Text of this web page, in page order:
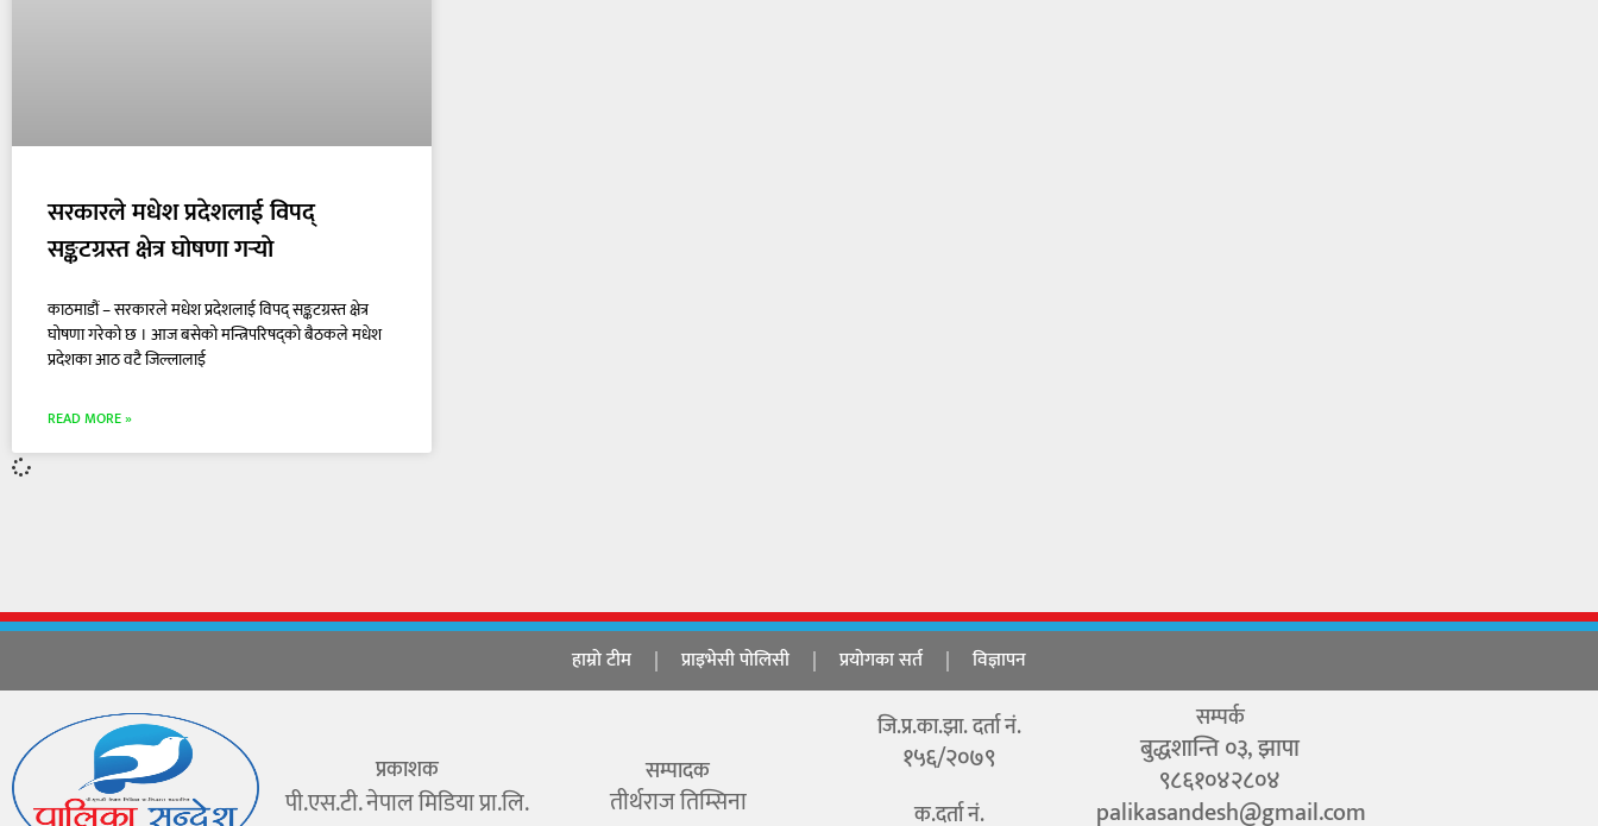
सरकारले मधेश प्रदेशलाई विपद्
सङ्कटग्रस्त क्षेत्र घोषणा गर्‍याे
काठमाडौं – सरकारले मधेश प्रदेशलाई विपद् सङ्कटग्रस्त क्षेत्र
घोषणा गरेको छ । आज बसेको मन्त्रिपरिषद्काे बैठकले मधेश
प्रदेशका आठ वटै जिल्लालाई
READ MORE »
हाम्रो टीम प्राइभेसी पोलिसी प्रयोगका सर्त विज्ञापन
प्रकाशक
पी.एस.टी. नेपाल मिडिया प्रा.लि.
सम्पादक
तीर्थराज तिम्सिना
जि.प्र.का.झा. दर्ता नं.
१५६/२०७९
क.दर्ता नं.
सम्पर्क
बुद्धशान्ति ०३, झापा
९८६१०४२८०४
palikasandesh@gmail.com